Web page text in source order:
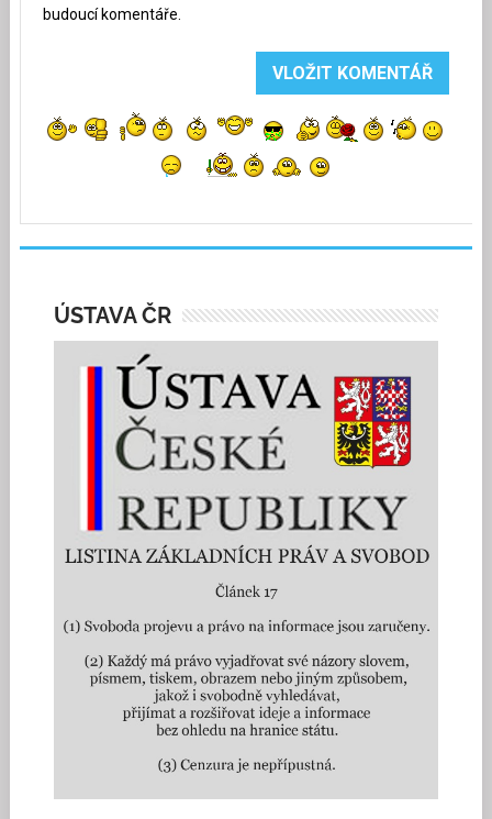
budoucí komentáře.
ÚSTAVA ČR